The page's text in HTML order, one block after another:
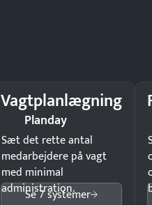
Vagtplanlægning
Planday
Sæt det rette antal
medarbejdere på vagt
med minimal
administration.
Se 7 systemer